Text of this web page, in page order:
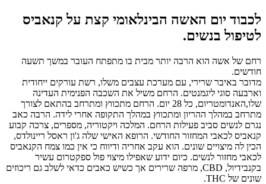
לכבוד יום האשה הבינלאומי קצת על קנאביס
לטיפול בנשים.
רחם של אשה הוא הרבה יותר מבית בו מתפתח העובר במשך תשעה
חודשים.
מדובר באיבר שרירי, עם מערכת עצבים משלו, רשת עורקים ייחודית
וארבעה סוגי ליגמנטים. הרחם משיל את השכבה הפנימית העדינה
שלו,האנדומטריום, כל 28 יום. הרחם מתכווץ ומתרחב בהתאם לצורך
מתרחב במהלך ההריון ומתכווץ במהלך התקופה אחרי לידה. הרבה כאב
נגרם לנשים סביב פעילות הרחם. המלכה ויקטוריה, מספרים, צרכה קבוע
קנאביס לכאבי המחזור החודשי. הרופא האישי שלה ג'ון ראסל ריינולדס,
הכין לה מיצויים שונים. הוא עקב אחריה ודיווח כי אין כמו צמח הקנאביס
לכאבי מחזור לנשים. כיום ידוע שאפילו מיצוי פול ספקטרום עשיר
בקנבידיול, CBD, מרפה שרירים אך כשיש כאבים כדאי לשלב גם ריכוזים
שונים של THC.